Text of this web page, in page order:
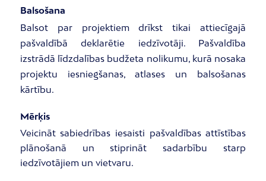
Balsošana
Balsot par projektiem drīkst tikai attiecīgajā
pašvaldībā deklarētie iedzīvotāji. Pašvaldība
izstrādā līdzdalības budžeta nolikumu, kurā nosaka
projektu iesniegšanas, atlases un balsošanas
kārtību.
Mērķis
Veicināt sabiedrības iesaisti pašvaldības attīstības
plānošanā un stiprināt sadarbību starp
iedzīvotājiem un vietvaru.